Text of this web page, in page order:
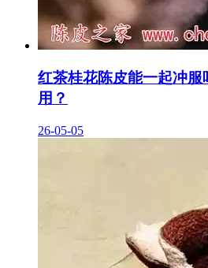
红茶桂花陈皮能一起冲
用？
26-05-05